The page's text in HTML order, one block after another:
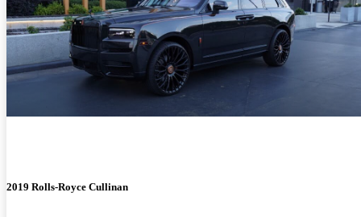
2019 Rolls-Royce Cullinan